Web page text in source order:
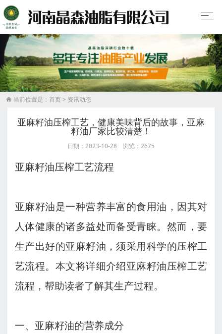
 当前位置是： 首页> 资讯动态
亚麻籽油压榨工艺，健康美味背后的故事，亚麻
籽油厂家比较清楚！
日期：2023-10-28 浏览：2675
亚麻籽油压榨工艺流程
亚麻籽油是一种营养丰富的食用油，因其对
人体健康的诸多益处而备受青睐。然而，要
生产出好的亚麻籽油，须采用科学的压榨工
艺流程。本文将详细介绍亚麻籽油压榨工艺
流程，帮助读者了解其生产过程。
一、亚麻籽油的营养成分